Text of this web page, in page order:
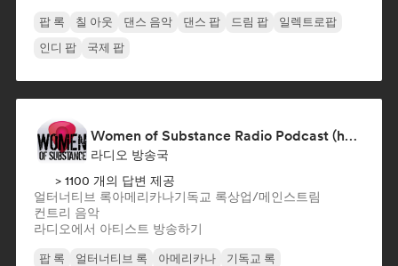
팝 록 칠 아웃 댄스 음악 댄스 팝 드림 팝
일렉트로팝
인디 팝
국제 팝
Women of Substance Radio Podcast (human Female recording or performing artists or female-fronted bands)
라디오 방송국
> 1100 개의 답변 제공
얼터너티브 록아메리카나기독교 록상업/메인스트림
컨트리 음악
라디오에서 아티스트 방송하기
팝 록 얼터너티브 록 아메리카나
기독교 록